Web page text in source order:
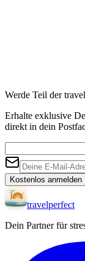
Werde Teil der
Erhalte exklusive
direkt in dein
Kostenlos anmelden
travelperfect
Dein Partner für